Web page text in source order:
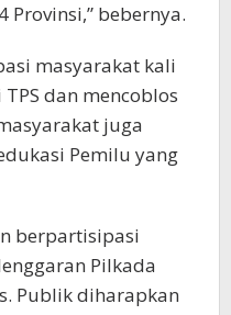
Provinsi,” bebernya.
masyarakat kali
dan mencoblos
juga
Pemilu yang
berpartisipasi
Pilkada
Publik diharapkan